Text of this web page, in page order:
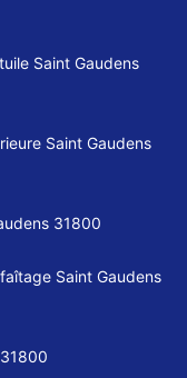
Saint Gaudens
Saint Gaudens
31800
Saint Gaudens